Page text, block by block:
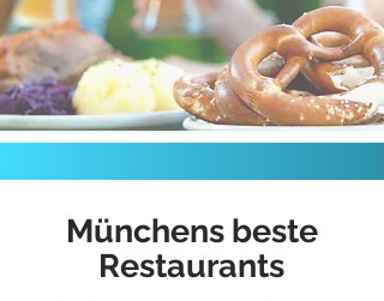
Münchens beste
Restaurants